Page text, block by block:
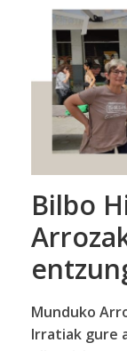
Bilbo
Munduko
Irratiak gure